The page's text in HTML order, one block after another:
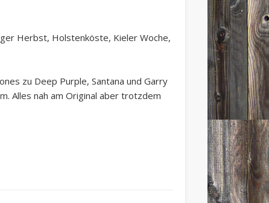
Herbst, Holstenköste, Kieler Woche,
zu Deep Purple, Santana und Garry
Alles nah am Original aber trotzdem